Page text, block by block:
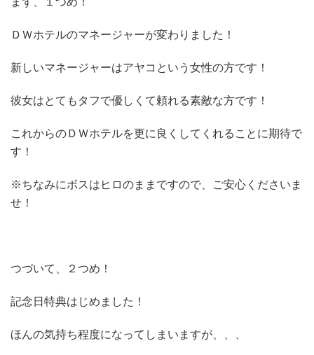
ＤＷホテルのマネージャーが変わりました！
新しいマネージャーはアヤコという女性の方です！
彼女はとてもタフで優しくて頼れる素敵な方です！
これからのＤＷホテルを更に良くしてくれることに期待で
す！
※ちなみにボスはヒロのままですので、ご安心くださいま
せ！
つづいて、２つめ！
記念日特典はじめました！
ほんの気持ち程度になってしまいますが、、、